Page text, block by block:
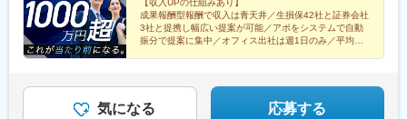
勝浦駅、倉吉駅、浜田駅、安来駅、津山駅、倉敷駅、西片上駅、
庭瀬駅、瀬戸駅、備前西市駅、東山・おかでんミュージアム駅、
竹原駅、大竹駅、山麓駅(千光寺山)、三次駅、三原駅、府中駅(広
島県)、徳山駅、阿南駅、阿波池田駅、穴吹駅、吉成駅、宇和島
甘木駅(西鉄線)、奈多駅、西鉄柳川駅、羽犬塚駅、大牟田駅、唐津
駅、伊万里駅、五島町駅、霊丘公園体育館駅、本諫早駅、大学病
公園駅、京成成田駅、海浜幕張駅、船橋駅、柏駅、水道橋駅、末
広町駅(東京都)、馬喰町駅、吉祥寺駅、町田駅、自由が丘駅、立川
駅、京王八王子駅、岩本町駅、日本大通り駅、伊勢佐木長者町
駅、藤沢駅、平塚駅、沼津駅、高島町駅、馬車道駅、みなとみら
前駅(長野県)、信濃荒井駅、電気ビル前駅、北鉄金沢駅、仁愛女子
高校駅、敦賀駅、西岐阜駅、高山駅、多治見駅、新静岡駅、富士
【収入UPの仕組みあり】
成果報酬型報酬で収入は青天井／生損保42社と証券会社
3社と提携し幅広い提案が可能／アポをシステムで自動
振分で提案に集中／オフィス出社は週1日のみ／平均外
気になる 応募する